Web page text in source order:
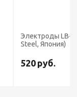
LB-52U (Kobe